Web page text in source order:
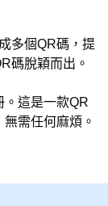
多個QR碼，提
碼脫穎而出。
。這是一款QR
需任何麻煩。